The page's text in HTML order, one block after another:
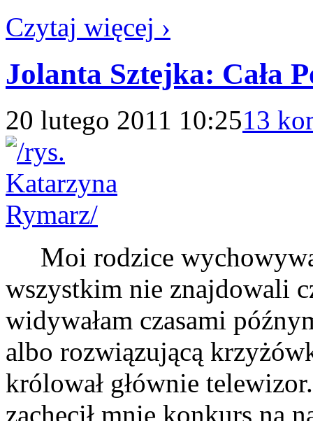
Czytaj więcej ›
Jolanta Sztejka: Cała
20 lutego 2011 10:2513
Moi rodzice
wszystkim nie znajdowali
widywałam czasami
albo rozwiązującą
królował głównie
zachęcił mnie konkurs na